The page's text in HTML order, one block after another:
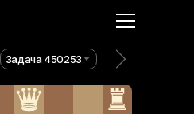
Задача 450253